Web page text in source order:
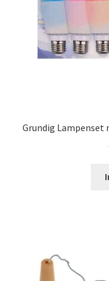
Grundig Lampenset